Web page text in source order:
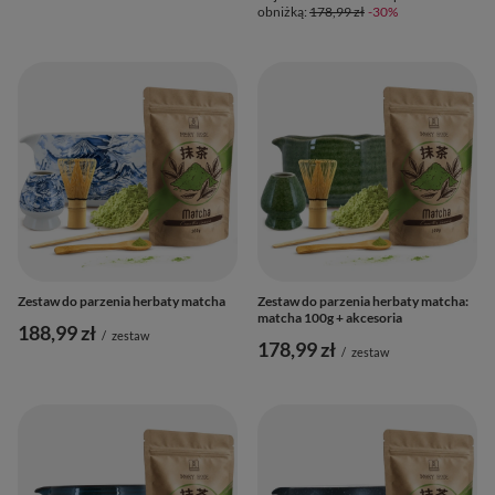
obniżką: 178,99 zł -30%
Zestaw do parzenia herbaty matcha
188,99 zł / zestaw
Zestaw do parzenia herbaty matcha:
matcha 100g + akcesoria
178,99 zł / zestaw